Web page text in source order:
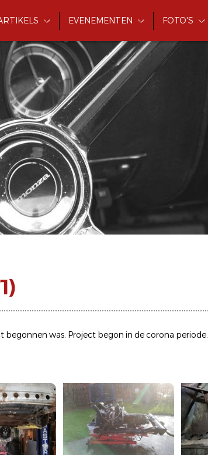
EVENEMENTEN FOTO'S
was. Project begon in de corona periode.